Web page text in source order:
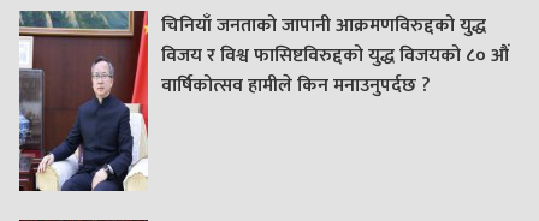
चिनियाँ जनताको जापानी आक्रमणविरुद्दको युद्ध
विजय र विश्व फासिष्टविरुद्दको युद्ध विजयको ८० औं
वार्षिकोत्सव हामीले किन मनाउनुपर्दछ ?